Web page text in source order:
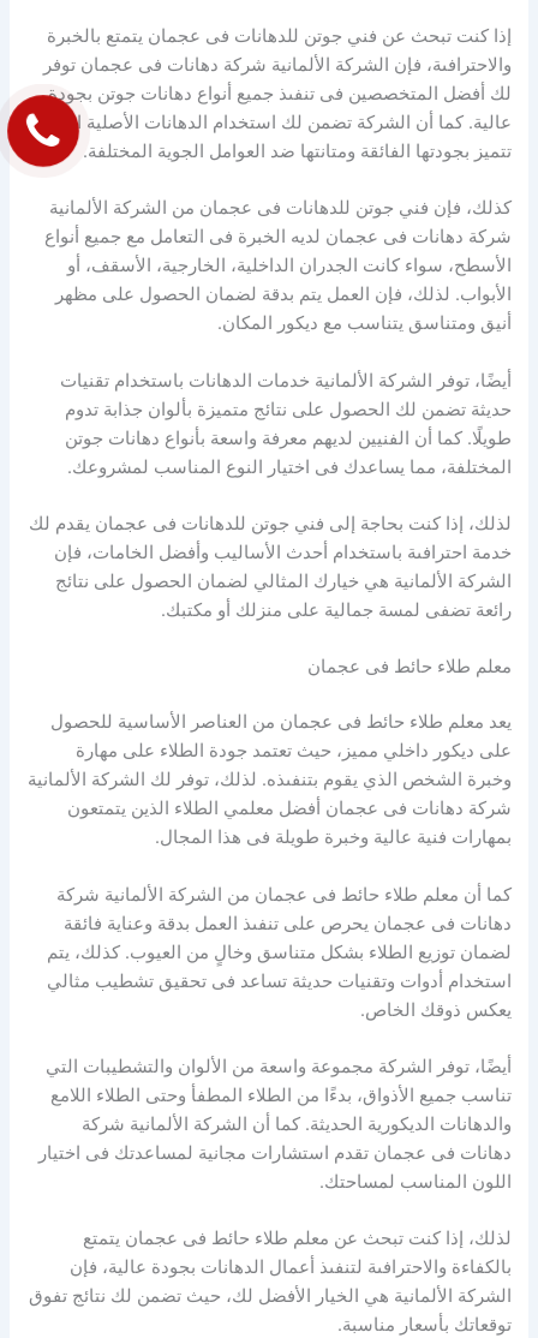
إذا كنت تبحث عن فني جوتن للدهانات فى عجمان يتمتع بالخبرة
والاحترافىة، فإن الشركة الألمانية شركة دهانات فى عجمان توفر
لك أفضل المتخصصين فى تنفىذ جميع أنواع دهانات جوتن بجودة
عالية. كما أن الشركة تضمن لك استخدام الدهانات الأصلية التي
تتميز بجودتها الفائقة ومتانتها ضد العوامل الجوية المختلفة.
كذلك، فإن فني جوتن للدهانات فى عجمان من الشركة الألمانية
شركة دهانات فى عجمان لديه الخبرة فى التعامل مع جميع أنواع
الأسطح، سواء كانت الجدران الداخلية، الخارجية، الأسقف، أو
الأبواب. لذلك، فإن العمل يتم بدقة لضمان الحصول على مظهر
أنيق ومتناسق يتناسب مع ديكور المكان.
أيضًا، توفر الشركة الألمانية خدمات الدهانات باستخدام تقنيات
حديثة تضمن لك الحصول على نتائج متميزة بألوان جذابة تدوم
طويلًا. كما أن الفنيين لديهم معرفة واسعة بأنواع دهانات جوتن
المختلفة، مما يساعدك فى اختيار النوع المناسب لمشروعك.
لذلك، إذا كنت بحاجة إلى فني جوتن للدهانات فى عجمان يقدم لك
خدمة احترافىة باستخدام أحدث الأساليب وأفضل الخامات، فإن
الشركة الألمانية هي خيارك المثالي لضمان الحصول على نتائج
رائعة تضفى لمسة جمالية على منزلك أو مكتبك.
معلم طلاء حائط فى عجمان
يعد معلم طلاء حائط فى عجمان من العناصر الأساسية للحصول
على ديكور داخلي مميز، حيث تعتمد جودة الطلاء على مهارة
وخبرة الشخص الذي يقوم بتنفىذه. لذلك، توفر لك الشركة الألمانية
شركة دهانات فى عجمان أفضل معلمي الطلاء الذين يتمتعون
بمهارات فنية عالية وخبرة طويلة فى هذا المجال.
كما أن معلم طلاء حائط فى عجمان من الشركة الألمانية شركة
دهانات فى عجمان يحرص على تنفىذ العمل بدقة وعناية فائقة
لضمان توزيع الطلاء بشكل متناسق وخالٍ من العيوب. كذلك، يتم
استخدام أدوات وتقنيات حديثة تساعد فى تحقيق تشطيب مثالي
يعكس ذوقك الخاص.
أيضًا، توفر الشركة مجموعة واسعة من الألوان والتشطيبات التي
تناسب جميع الأذواق، بدءًا من الطلاء المطفأ وحتى الطلاء اللامع
والدهانات الديكورية الحديثة. كما أن الشركة الألمانية شركة
دهانات فى عجمان تقدم استشارات مجانية لمساعدتك فى اختيار
اللون المناسب لمساحتك.
لذلك، إذا كنت تبحث عن معلم طلاء حائط فى عجمان يتمتع
بالكفاءة والاحترافىة لتنفىذ أعمال الدهانات بجودة عالية، فإن
الشركة الألمانية هي الخيار الأفضل لك، حيث تضمن لك نتائج تفوق
توقعاتك بأسعار مناسبة.